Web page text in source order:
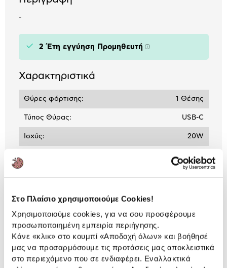
Στο Πλαίσιο χρησιμοποιούμε Cookies!
Χρησιμοποιούμε cookies, για να σου προσφέρουμε
προσωποποιημένη εμπειρία περιήγησης.
Κάνε «κλικ» στο κουμπί «Αποδοχή όλων» και βοήθησέ
μας να προσαρμόσουμε τις προτάσεις μας αποκλειστικά
στο περιεχόμενο που σε ενδιαφέρει. Εναλλακτικά
-
2 Έτη εγγύηση Προμηθευτή Πληροφορίες
Χαρακτηριστικά
Θύρες φόρτισης: 1 Θέσης
Τύπος Θύρας: USB-C
Ισχύς: 20W
Φορτιστής
Αναλυτική
παρουσίαση
Αναλυτική παρουσίαση
Προδιαγραφές
προϊόντος
Χαρακτηριστικά